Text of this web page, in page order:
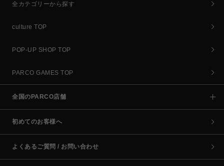
全カテゴリーから探す
culture TOP
POP-UP SHOP TOP
PARCO GAMES TOP
全国のPARCO店舗
初めてのお客様へ
よくあるご質問 / お問い合わせ